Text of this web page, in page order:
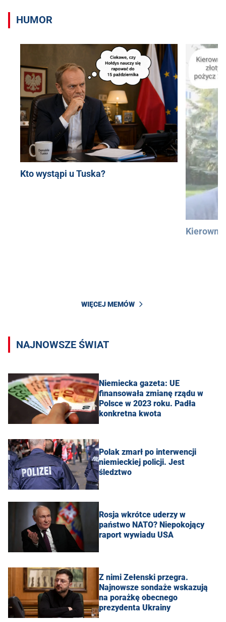
HUMOR
Kto wystąpi u Tuska?
WIĘCEJ MEMÓW
NAJNOWSZE ŚWIAT
Niemiecka gazeta: UE
finansowała zmianę rządu w
Polsce w 2023 roku. Padła
konkretna kwota
Polak zmarł po interwencji
niemieckiej policji. Jest
śledztwo
Rosja wkrótce uderzy w
państwo NATO? Niepokojący
raport wywiadu USA
Z nimi Zełenski przegra.
Najnowsze sondaże wskazują
na porażkę obecnego
prezydenta Ukrainy